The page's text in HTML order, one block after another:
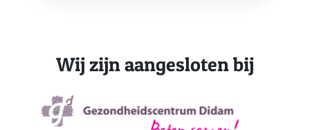
Wij zijn aangesloten bij